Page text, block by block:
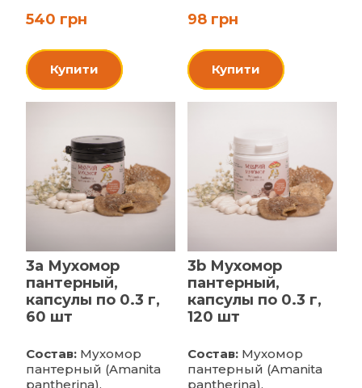
540 грн
Купити
98 грн
Купити
3a Мухомор
пантерный,
капсулы по 0.3 г,
60 шт
Состав:Мухомор
пантерный (Amanita
pantherina),
3b Мухомор
пантерный,
капсулы по 0.3 г,
120 шт
Состав: Мухомор
пантерный (Amanita
pantherina),